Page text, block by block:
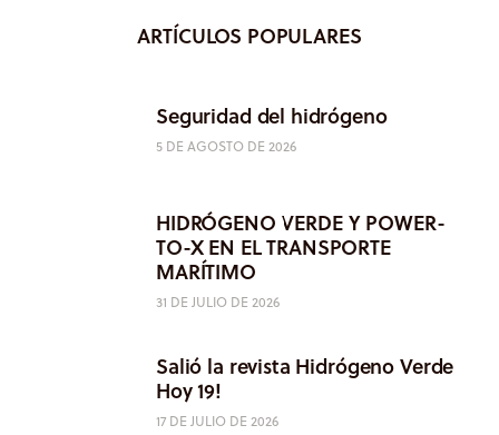
ARTÍCULOS POPULARES
Seguridad del hidrógeno
5 DE AGOSTO DE 2026
HIDRÓGENO VERDE Y POWER-
TO-X EN EL TRANSPORTE
MARÍTIMO
31 DE JULIO DE 2026
Salió la revista Hidrógeno Verde
Hoy 19!
17 DE JULIO DE 2026